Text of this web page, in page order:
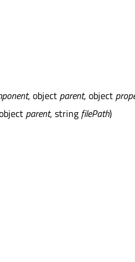
, object parent, object
parent, string filePath)